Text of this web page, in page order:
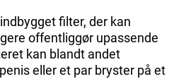
filter, der kan
offentliggør upassende
kan blandt andet
eller et par bryster på et